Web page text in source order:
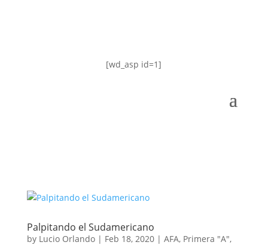
[wd_asp id=1]
Palpitando el Sudamericano
by Lucio Orlando| Feb 18, 2020| AFA, Primera "A",